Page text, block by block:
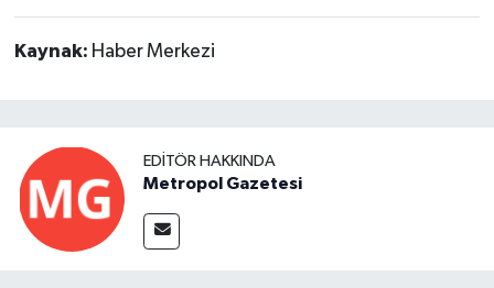
Kaynak: Haber Merkezi
EDITÖR HAKKINDA
Metropol Gazetesi